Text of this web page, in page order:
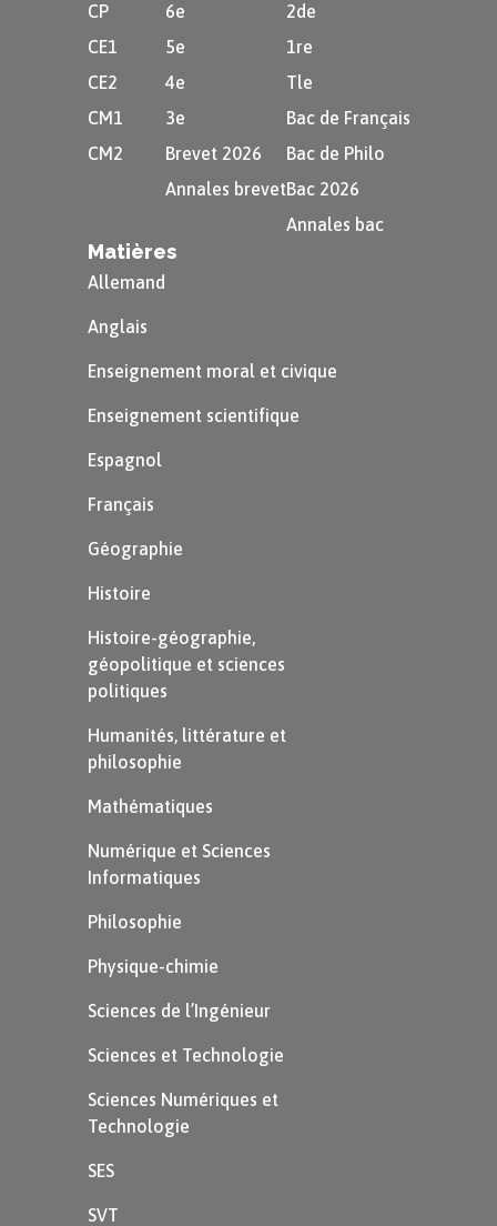
CP
CE1
CE2
CM1
CM2
6e
5e
4e
3e
Brevet 2026
Annales brevet
2de
1re
Tle
Bac de Français
Bac de Philo
Bac 2026
Annales bac
Matières
Allemand
Anglais
Enseignement moral et civique
Enseignement scientifique
Espagnol
Français
Géographie
Histoire
Histoire-géographie,
géopolitique et sciences
politiques
Humanités, littérature et
philosophie
Mathématiques
Numérique et Sciences
Informatiques
Philosophie
Physique-chimie
Sciences de l’Ingénieur
Sciences et Technologie
Sciences Numériques et
Technologie
SES
SVT